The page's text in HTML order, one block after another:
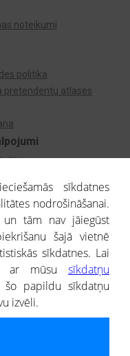
noteikumi
politika
pretendentu atlases
sīkdatnes
nodrošināšanai.
un tām nav jāiegūst
šajā vietnē
sīkdatnes. Lai
ar mūsu sīkdatņu
papildu sīkdatņu
izvēli.